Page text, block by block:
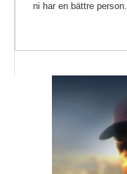
ni har en bättre person.